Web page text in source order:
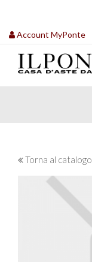
Account MyPonte
Torna al catalogo